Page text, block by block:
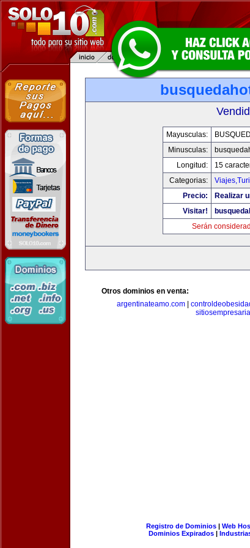
Mayusculas:
Minusculas:
Longitud:
15
Categorias:
Precio:
Realizar
Visitar!
Serán
Otros dominios en venta:
argentinateamo.com|
Registro de Dominios| Web
Dominios Expirados |